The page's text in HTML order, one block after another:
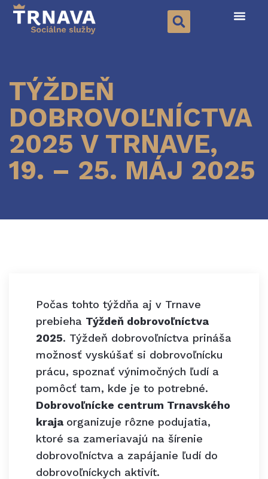
TÝŽDEŇ
DOBROVOĽNÍCTVA
2025 V TRNAVE,
19. – 25. MÁJ 2025
Počas tohto týždňa aj v Trnave
prebieha Týždeň dobrovoľníctva
2025. Týždeň dobrovoľníctva prináša
možnosť vyskúšať si dobrovoľnícku
prácu, spoznať výnimočných ľudí a
pomôcť tam, kde je to potrebné.
Dobrovoľnícke centrum Trnavského
kraja organizuje rôzne podujatia,
ktoré sa zameriavajú na šírenie
dobrovoľníctva a zapájanie ľudí do
dobrovoľníckych aktivít.